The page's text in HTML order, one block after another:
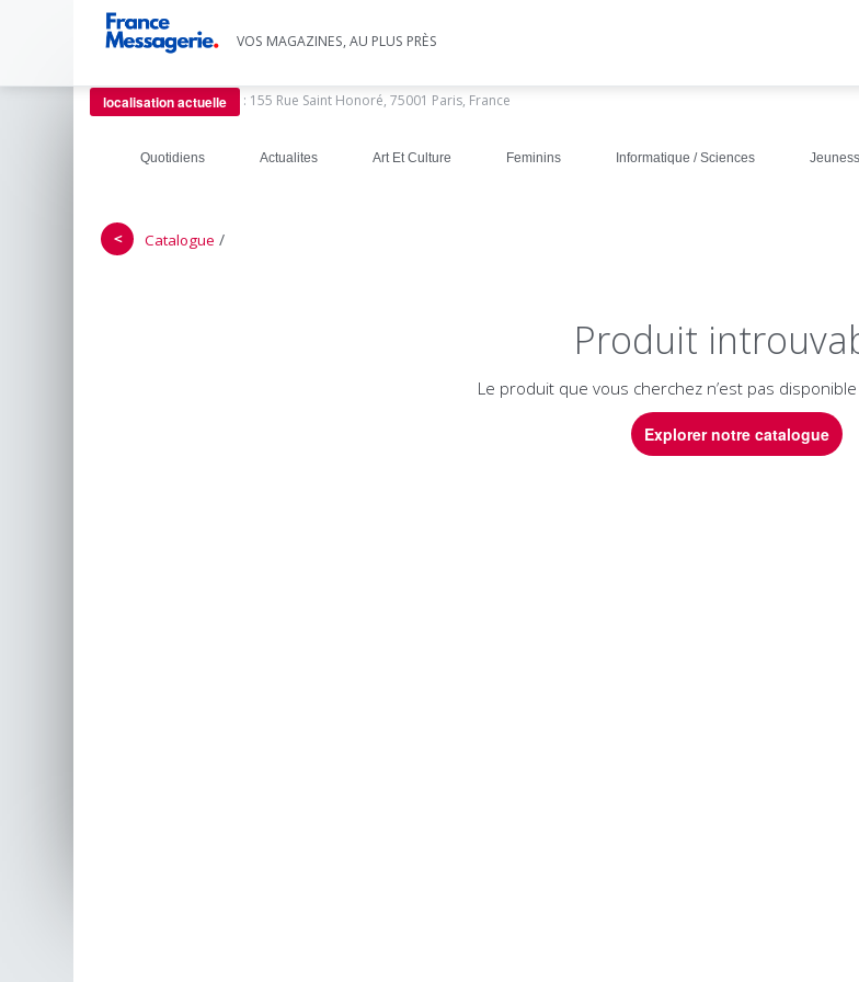
VOS MAGAZINES, AU PLUS PRÈS
localisation actuelle : 155 Rue Saint Honoré, 75001 Paris, France
Quotidiens Actualites Art Et Culture Feminins Informatique / Sciences
＜ Catalogue /
Produit
Le produit que vous cherchez n’est pas
Explorer notre catalogue